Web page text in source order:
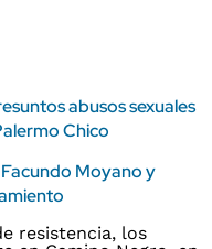
abusos sexuales
Chico
Moyano y